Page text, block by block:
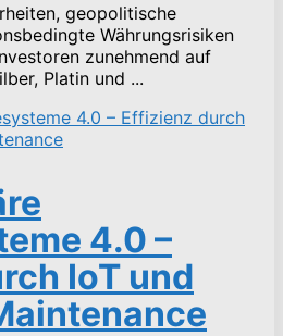
geopolitische
Währungsrisiken
zunehmend auf
Platin und ...
4.0 –
IoT und